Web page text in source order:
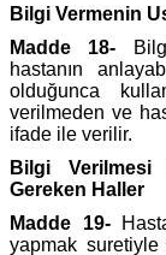
Bilgi Vermenin
Madde 18-
hastanın
olduğunca
verilmeden ve
ifade ile verilir.
Bilgi Verilmesi
Gereken Haller
Madde 19-
yapmak suretiyle